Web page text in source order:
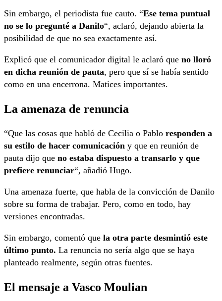
Sin embargo, el periodista fue cauto. “Ese tema puntual
no se lo pregunté a Danilo“, aclaró, dejando abierta la
posibilidad de que no sea exactamente así.
Explicó que el comunicador digital le aclaró que no lloró
en dicha reunión de pauta, pero que sí se había sentido
como en una encerrona. Matices importantes.
La amenaza de renuncia
“Que las cosas que habló de Cecilia o Pablo responden a
su estilo de hacer comunicación y que en reunión de
pauta dijo que no estaba dispuesto a transarlo y que
prefiere renunciar“, añadió Hugo.
Una amenaza fuerte, que habla de la convicción de Danilo
sobre su forma de trabajar. Pero, como en todo, hay
versiones encontradas.
Sin embargo, comentó que la otra parte desmintió este
último punto. La renuncia no sería algo que se haya
planteado realmente, según otras fuentes.
El mensaje a Vasco Moulian